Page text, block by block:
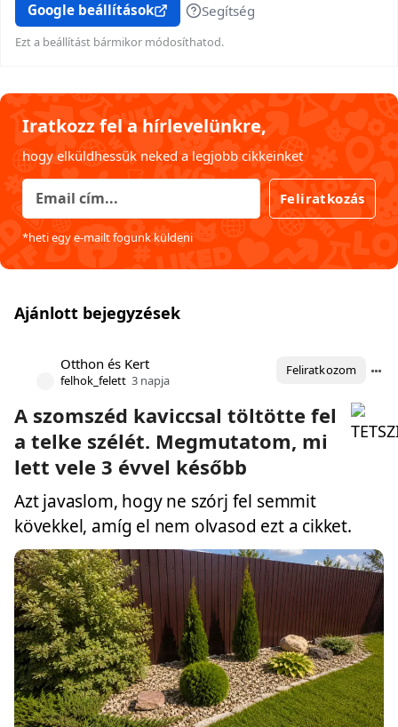
Google beállítások Segítség
Ezt a beállítást bármikor módosíthatod.
Iratkozz fel a hírlevelünkre,
hogy elküldhessük neked a legjobb cikkeinket
Feliratkozás
*heti egy e-mailt fogunk küldeni
Ajánlott bejegyzések
Otthon és Kert
felhok_felett 3 napja
Feliratkozom
A szomszéd kaviccsal töltötte fel
a telke szélét. Megmutatom, mi
lett vele 3 évvel később
Azt javaslom, hogy ne szórj fel semmit
kövekkel, amíg el nem olvasod ezt a cikket.